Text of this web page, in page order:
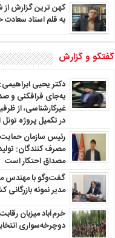
کهن ترین گزارش
به قلم استاد سعادت
گفتگو و گزارش
دکتر یحیی
به‌جای فرافکنی و
غیرکارشناسی، از
در تکمیل پروژه
رئیس سازمان حمایت
مصرف کنندگان:
مصداق احتکار است
گفت‌وگو با مهندس
مدیر نمونه بازرگانی
خرم‌آباد میزبان
دوچرخه‌سواری